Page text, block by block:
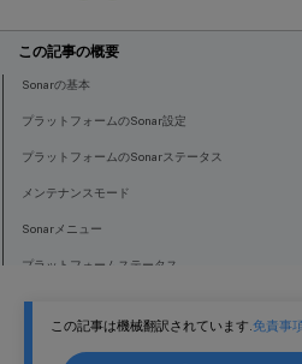
この記事は機械翻訳されています.免責事
この記事の概要
Sonarの基本
プラットフォームのSonar設定
プラットフォームのSonarステータス
メンテナンスモード
Sonarメニュー
プラットフォームステータス
プラットフォーム履歴